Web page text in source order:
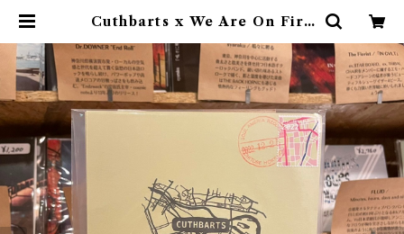
Cuthbarts x We Are On Fire
with download code) | 9spic
es distro